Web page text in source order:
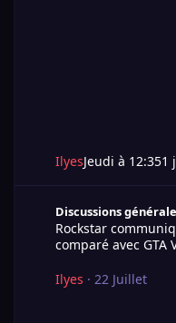
IlyesJeudi à 12:351 j
Discussions
Rockstar
comparé avec GTA
Ilyes · 22 Juillet